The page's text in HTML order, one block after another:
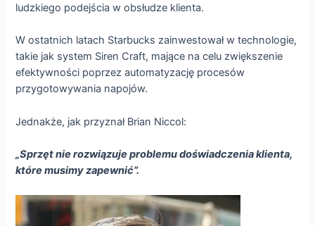
ludzkiego podejścia w obsłudze klienta.
W ostatnich latach Starbucks zainwestował w technologie,
takie jak system Siren Craft, mające na celu zwiększenie
efektywności poprzez automatyzację procesów
przygotowywania napojów.
Jednakże, jak przyznał Brian Niccol:
„Sprzęt nie rozwiązuje problemu doświadczenia klienta,
które musimy zapewnić”.